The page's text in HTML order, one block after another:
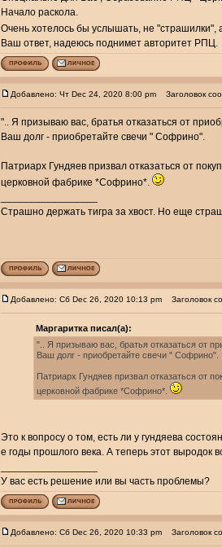
Начало раскола.
Очень хотелось бы услышать, не
Ваш ответ, надеюсь поднимет авторитет РПЦ.
Добавлено: Чт Dec 24, 2020 8:00 pm Заголовок
".. Я призываю вас, братья отказаться от
Ваш долг - приобретайте свечи " Софрино".
Патриарх Гундяев призвал отказаться от
церковной фабрике *Софрино*.
Страшно держать тигра за хвост. Но еще
Добавлено: Сб Dec 26, 2020 10:13 pm Заголовок
Маргаритка писал(а):
".. Я призываю вас, братья отказаться от
Ваш долг - приобретайте свечи " Софрино".
Патриарх Гундяев призвал отказаться от
церковной фабрике *Софрино*.
Это к вопросу о том, есть ли у гундяева
е годы прошлого века. А теперь этот
У вас есть решение или вы часть проблемы?
Добавлено: Сб Dec 26, 2020 10:33 pm Заголовок